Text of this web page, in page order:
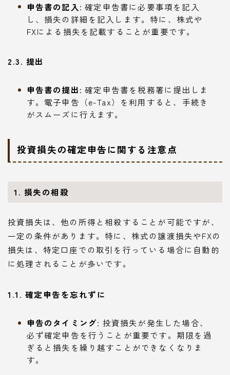
申告書の記入 : 確定申告書に必要事項を記入
し、損失の詳細を記入します。特に、株式や
FXによる損失を記載することが重要です。
2.3. 提出
申告書の提出: 確定申告書を税務署に提出しま
す。電子申告（e-Tax）を利用すると、手続き
がスムーズに行えます。
投資損失の確定申告に関する注意点
1. 損失の相殺
投資損失は、他の所得と相殺することが可能ですが、
一定の条件があります。特に、株式の譲渡損失やFXの
損失は、特定口座での取引を行っている場合に自動的
に処理されることが多いです。
1.1. 確定申告を忘れずに
申告のタイミング: 投資損失が発生した場合、
必ず確定申告を行うことが重要です。期限を過
ぎると損失を繰り越すことができなくなりま
す。